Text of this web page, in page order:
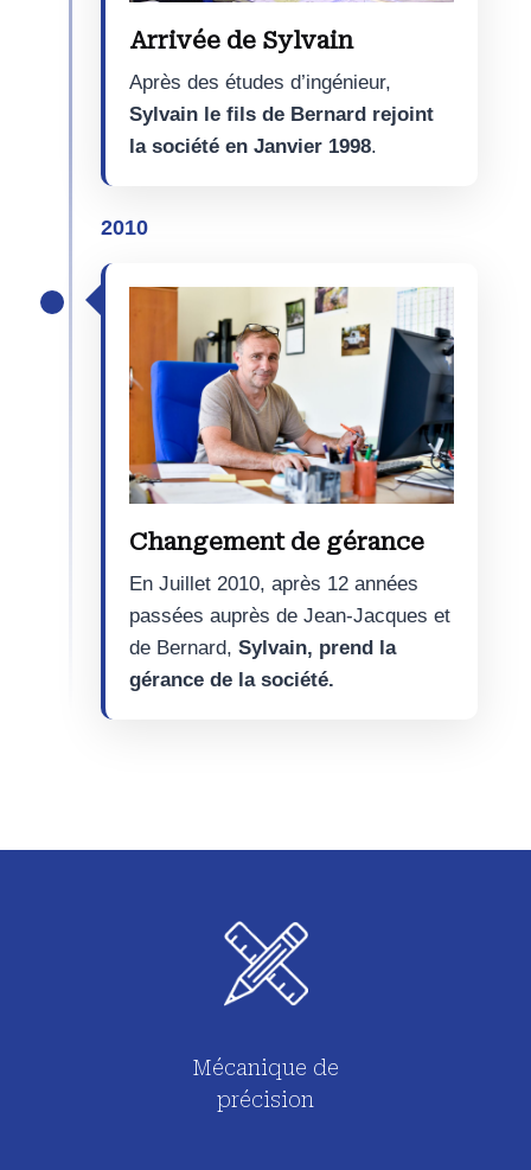
Arrivée de Sylvain
Après des études d’ingénieur,
Sylvain le fils de Bernard rejoint
la société en Janvier 1998.
2010
Changement de gérance
En Juillet 2010, après 12 années
passées auprès de Jean-Jacques et
de Bernard, Sylvain, prend la
gérance de la société.
Mécanique de
précision